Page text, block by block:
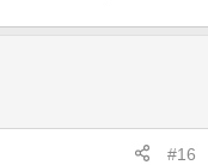
#16